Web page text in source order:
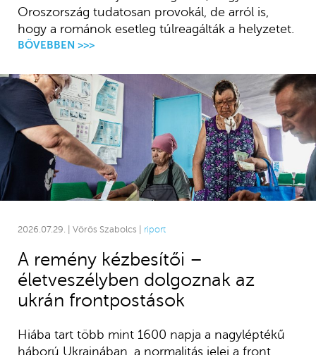
Oroszország tudatosan provokál, de arról is,
hogy a románok esetleg túlreagálták a helyzetet.
BŐVEBBEN >>>
2026.07.29. | Vörös Szabolcs | riport
A remény kézbesítői –
életveszélyben dolgoznak az
ukrán frontpostások
Hiába tart több mint 1600 napja a nagyléptékű
háború Ukrajnában, a normalitás jelei a front